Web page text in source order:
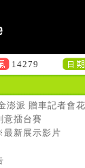
14279
澎派 贈車記者會
意擂台賽
最新展示影片